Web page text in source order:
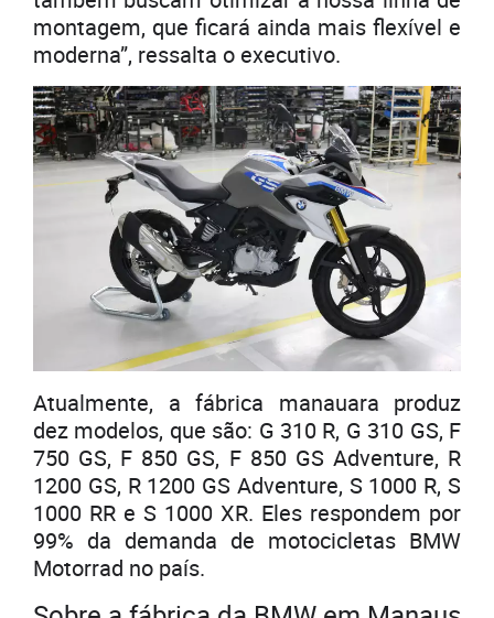
montagem, que ficará ainda mais flexível e
moderna”, ressalta o executivo.
Atualmente, a fábrica manauara produz
dez modelos, que são: G 310 R, G 310 GS, F
750 GS, F 850 GS, F 850 GS Adventure, R
1200 GS, R 1200 GS Adventure, S 1000 R, S
1000 RR e S 1000 XR. Eles respondem por
99% da demanda de motocicletas BMW
Motorrad no país.